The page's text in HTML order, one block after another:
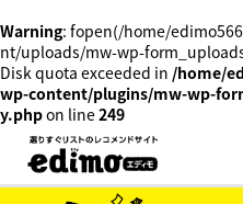
Warning: fopen(/home/
nt/uploads/mw-wp-
Disk quota exceeded in /home/
wp-content/plugins/mw-wp-
y.phpon line249